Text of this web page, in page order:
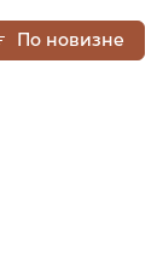
По новизне